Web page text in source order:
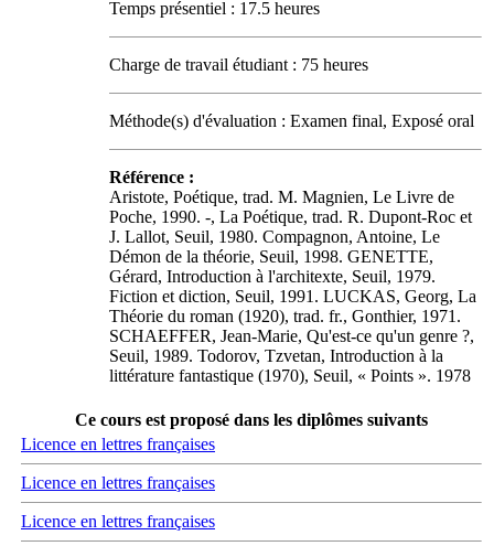
Temps présentiel : 17.5 heures
Charge de travail étudiant : 75 heures
Méthode(s) d'évaluation : Examen final, Exposé oral
Référence :
Aristote, Poétique, trad. M. Magnien, Le Livre de
Poche, 1990. -, La Poétique, trad. R. Dupont-Roc et
J. Lallot, Seuil, 1980. Compagnon, Antoine, Le
Démon de la théorie, Seuil, 1998. GENETTE,
Gérard, Introduction à l'architexte, Seuil, 1979.
Fiction et diction, Seuil, 1991. LUCKAS, Georg, La
Théorie du roman (1920), trad. fr., Gonthier, 1971.
SCHAEFFER, Jean-Marie, Qu'est-ce qu'un genre ?,
Seuil, 1989. Todorov, Tzvetan, Introduction à la
littérature fantastique (1970), Seuil, « Points ». 1978
Ce cours est proposé dans les diplômes suivants
Licence en lettres françaises
Licence en lettres françaises
Licence en lettres françaises